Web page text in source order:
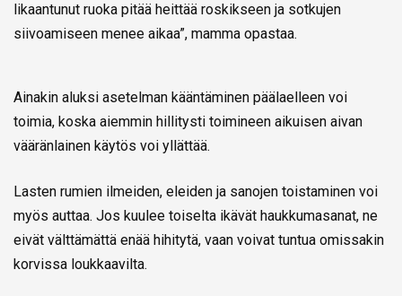
likaantunut ruoka pitää heittää roskikseen ja sotkujen
siivoamiseen menee aikaa”, mamma opastaa.
Ainakin aluksi asetelman kääntäminen päälaelleen voi
toimia, koska aiemmin hillitysti toimineen aikuisen aivan
vääränlainen käytös voi yllättää.
Lasten rumien ilmeiden, eleiden ja sanojen toistaminen voi
myös auttaa. Jos kuulee toiselta ikävät haukkumasanat, ne
eivät välttämättä enää hihitytä, vaan voivat tuntua omissakin
korvissa loukkaavilta.